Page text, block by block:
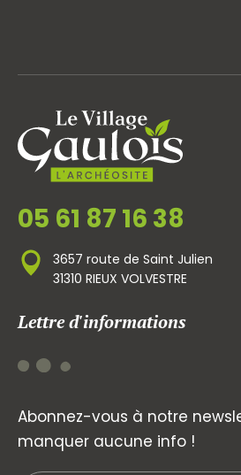
05 61 87 16 38
3657 route de Saint Julien
31310 RIEUX VOLVESTRE
Lettre d'informations
Abonnez-vous à notre
manquer aucune info !